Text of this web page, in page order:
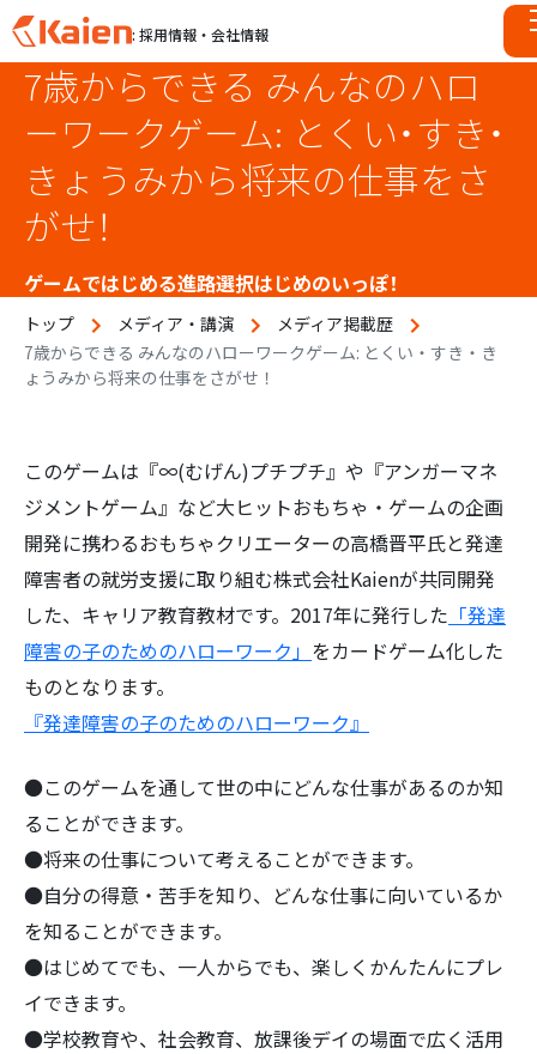
n
: 採用情報・会社情報
7歳からできる みんなのハロ
ーワークゲーム: とくい・すき・
きょうみから将来の仕事をさ
がせ！
ゲームではじめる進路選択はじめのいっぽ！
トップ メディア・講演
メディア掲載歴
7歳からできる みんなのハローワークゲーム: とくい・すき・き
ょうみから将来の仕事をさがせ！
このゲームは『∞(むげん)プチプチ』や『アンガーマネ
ジメントゲーム』など大ヒットおもちゃ・ゲームの企画
開発に携わるおもちゃクリエーターの高橋晋平氏と発達
障害者の就労支援に取り組む株式会社Kaienが共同開発
した、キャリア教育教材です。2017年に発行した 「発達
障害の子のためのハローワーク」 をカードゲーム化した
ものとなります。
『発達障害の子のためのハローワーク』
●このゲームを通して世の中にどんな仕事があるのか知
ることができます。
●将来の仕事について考えることができます。
●自分の得意・苦手を知り、どんな仕事に向いているか
を知ることができます。
●はじめてでも、一人からでも、楽しくかんたんにプレ
イできます。
●学校教育や、社会教育、放課後デイの場面で広く活用